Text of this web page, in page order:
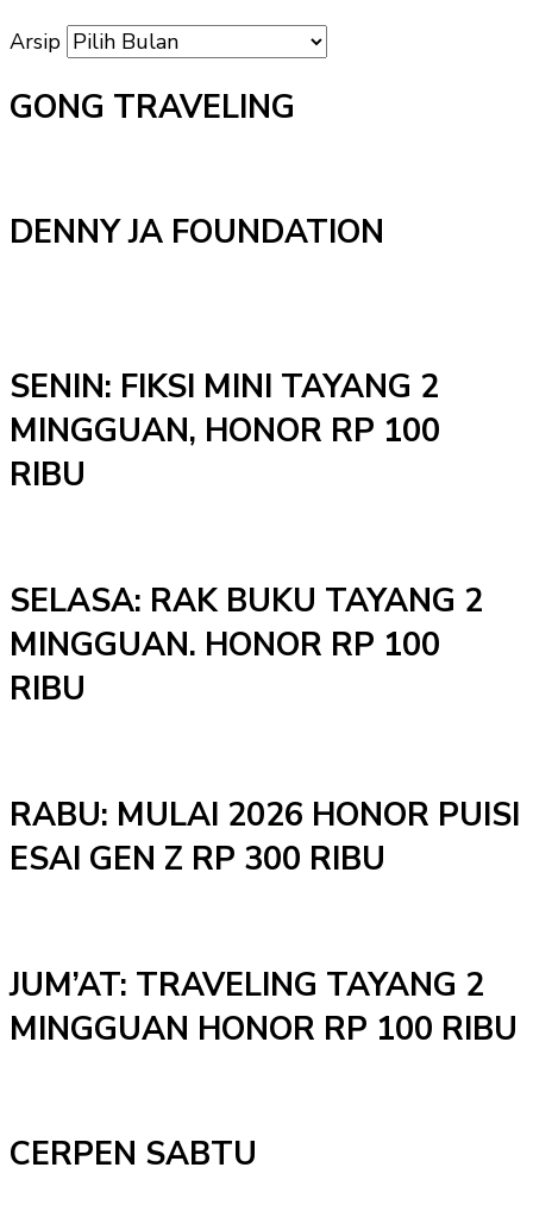
Arsip
GONG TRAVELING
DENNY JA FOUNDATION
SENIN: FIKSI MINI TAYANG 2
MINGGUAN, HONOR RP 100
RIBU
SELASA: RAK BUKU TAYANG 2
MINGGUAN. HONOR RP 100
RIBU
RABU: MULAI 2026 HONOR PUISI
ESAI GEN Z RP 300 RIBU
JUM’AT: TRAVELING TAYANG 2
MINGGUAN HONOR RP 100 RIBU
CERPEN SABTU